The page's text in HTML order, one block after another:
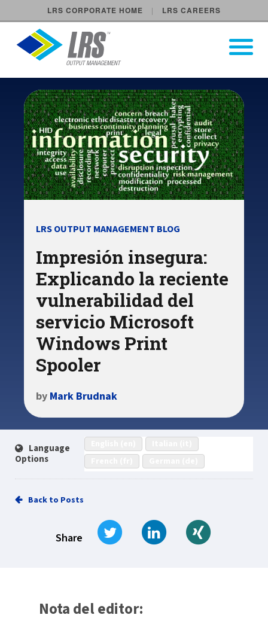
LRS CORPORATE HOME LRS CAREERS
LRS Output Management
Main Navigation
Open
LRS OUTPUT MANAGEMENT BLOG
Impresión insegura:
Explicando la reciente
vulnerabilidad del
servicio Microsoft
Windows Print
Spooler
by Mark Brudnak
Language
Options
Back to Posts
Share
Tweet Share on LinkedIn
Nota del editor: